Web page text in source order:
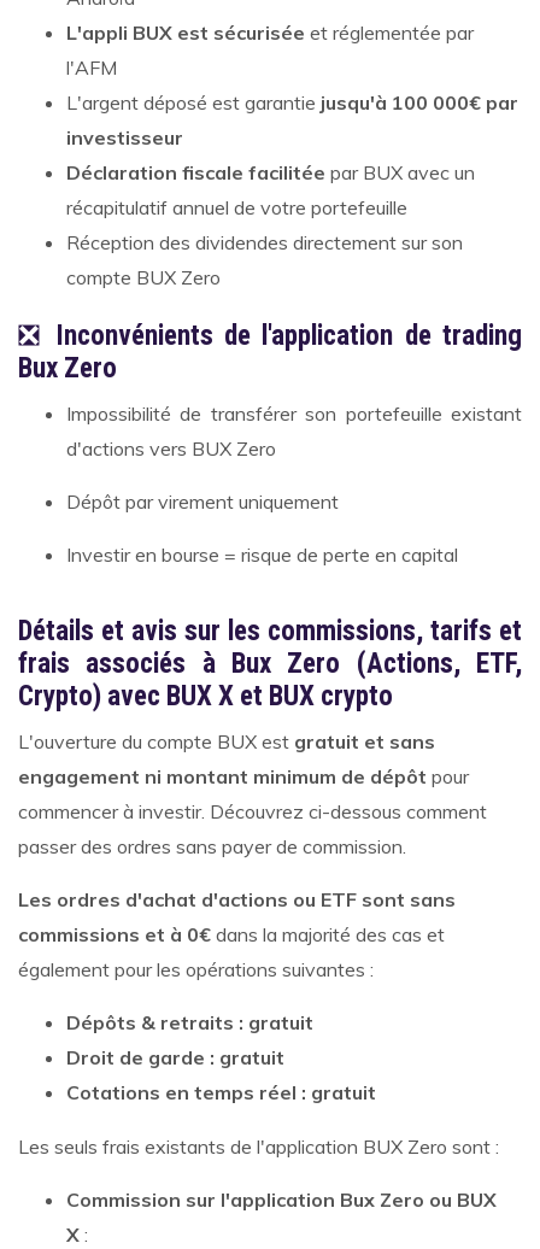
L'appli BUX est sécurisée et réglementée par
l'AFM
L'argent déposé est garantie jusqu'à 100 000€ par
investisseur
Déclaration fiscale facilitée par BUX avec un
récapitulatif annuel de votre portefeuille
Réception des dividendes directement sur son
compte BUX Zero
❎ Inconvénients de l'application de trading
Bux Zero
Impossibilité de transférer son portefeuille existant
d'actions vers BUX Zero
Dépôt par virement uniquement
Investir en bourse = risque de perte en capital
Détails et avis sur les commissions, tarifs et
frais associés à Bux Zero (Actions, ETF,
Crypto) avec BUX X et BUX crypto
L'ouverture du compte BUX est gratuit et sans
engagement ni montant minimum de dépôt pour
commencer à investir. Découvrez ci-dessous comment
passer des ordres sans payer de commission.
Les ordres d'achat d'actions ou ETF sont sans
commissions et à 0€ dans la majorité des cas et
également pour les opérations suivantes :
Dépôts & retraits : gratuit
Droit de garde : gratuit
Cotations en temps réel : gratuit
Les seuls frais existants de l'application BUX Zero sont :
Commission sur l'application Bux Zero ou BUX
X :